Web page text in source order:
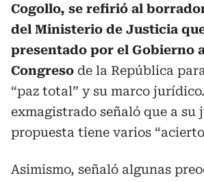
Cogollo, se refirió al
del Ministerio de Justicia
presentado por el Gobierno
Congreso de la República
“paz total” y su marco
exmagistrado señaló que a su
propuesta tiene varios
Asimismo, señaló algunas